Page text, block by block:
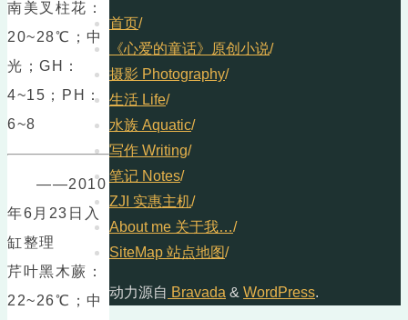
南美叉柱花：
20~28℃；中
光；GH：
4~15；PH：
6~8
——2010
年6月23日入
缸整理
芹叶黑木蕨：
22~26℃；中
首页/
《心爱的童话》原创小说/
摄影 Photography/
生活 Life/
水族 Aquatic/
写作 Writing/
笔记 Notes/
ZJI 实惠主机/
About me 关于我…/
SiteMap 站点地图/
动力源自 Bravada & WordPress.